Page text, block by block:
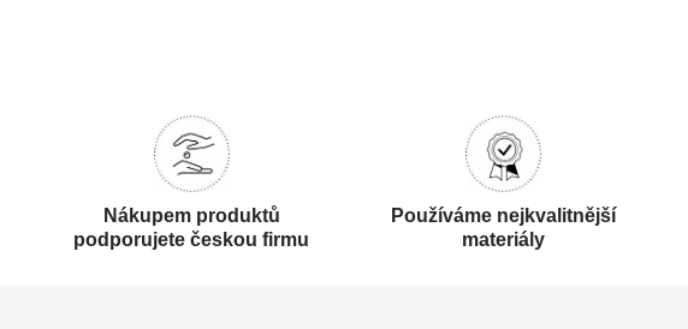
Nákupem produktů
podporujete českou firmu
Používáme nejkvalitnější
materiály